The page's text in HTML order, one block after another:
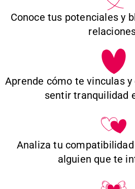
Conoce tus potenciales y
Aprende cómo te vinculas
sentir tranquilidad
Analiza tu
alguien que te